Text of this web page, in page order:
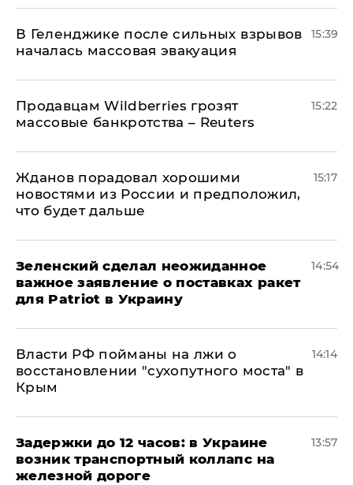
В Геленджике после сильных взрывов
началась массовая эвакуация
15:39
Продавцам Wildberries грозят
массовые банкротства – Reuters
15:22
Жданов порадовал хорошими
новостями из России и предположил,
что будет дальше
15:17
Зеленский сделал неожиданное
важное заявление о поставках ракет
для Patriot в Украину
14:54
Власти РФ пойманы на лжи о
восстановлении "сухопутного моста" в
Крым
14:14
Задержки до 12 часов: в Украине
возник транспортный коллапс на
железной дороге
13:57